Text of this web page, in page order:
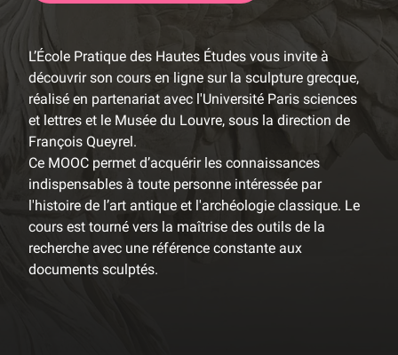
L’École Pratique des Hautes Études vous invite à
découvrir son cours en ligne sur la sculpture grecque,
réalisé en partenariat avec l'Université Paris sciences
et lettres et le Musée du Louvre, sous la direction de
François Queyrel.
Ce MOOC permet d’acquérir les connaissances
indispensables à toute personne intéressée par
l'histoire de l’art antique et l'archéologie classique. Le
cours est tourné vers la maîtrise des outils de la
recherche avec une référence constante aux
documents sculptés.